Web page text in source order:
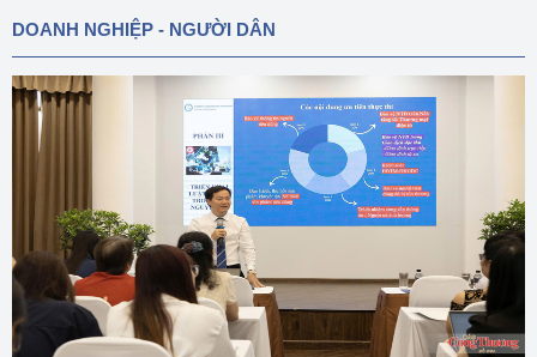
DOANH NGHIỆP - NGƯỜI DÂN